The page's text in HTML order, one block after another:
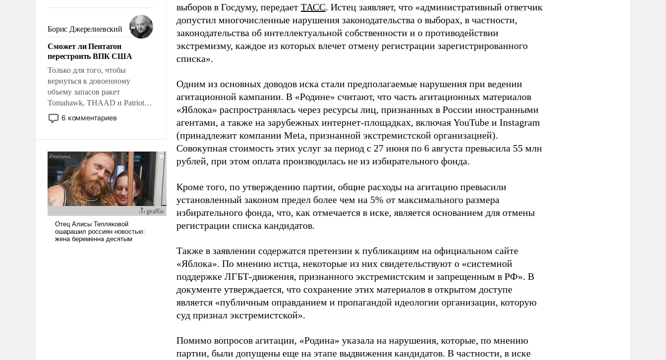
сложна и амбициозна. Однако
и ее реализация радикально
поднимет наши боевые
возможности.
Борис Джерелиевский
Сможет ли Пентагон
перестроить ВПК США
Только для того, чтобы
вернуться к довоенному
объему запасов ракет
Tomahawk, THAAD и Patriot
США потребуется более трех
лет. Даже небольшая война с
Сложившаяся ситуация
означает многолетний период
уязвимости США, например,
перед Китаем.
6 комментариев
выборов в Госдуму, передает ТАСС. Истец заявляет, что «административный ответчик
допустил многочисленные нарушения законодательства о выборах, в частности,
законодательства об интеллектуальной собственности и о противодействии
экстремизму, каждое из которых влечет отмену регистрации зарегистрированного
списка».
Одним из основных доводов иска стали предполагаемые нарушения при ведении
агитационной кампании. В «Родине» считают, что часть агитационных материалов
«Яблока» распространялась через ресурсы лиц, признанных в России иностранными
агентами, а также на зарубежных интернет-площадках, включая YouTube и Instagram
(принадлежит компании Meta, признанной экстремистской организацией).
Совокупная стоимость этих услуг за период с 27 июня по 6 августа превысила 55 млн
рублей, при этом оплата производилась не из избирательного фонда.
Кроме того, по утверждению партии, общие расходы на агитацию превысили
установленный законом предел более чем на 5% от максимального размера
избирательного фонда, что, как отмечается в иске, является основанием для отмены
регистрации списка кандидатов.
Также в заявлении содержатся претензии к публикациям на официальном сайте
«Яблока». По мнению истца, некоторые из них свидетельствуют о «системной
поддержке ЛГБТ-движения, признанного экстремистским и запрещенным в РФ». В
документе утверждается, что сохранение этих материалов в открытом доступе
является «публичным оправданием и пропагандой идеологии организации, которую
суд признал экстремистской».
Помимо вопросов агитации, «Родина» указала на нарушения, которые, по мнению
партии, были допущены еще на этапе выдвижения кандидатов. В частности, в иске